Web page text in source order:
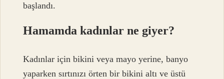
başlandı.
Hamamda kadınlar ne giyer?
Kadınlar için bikini veya mayo yerine, banyo
yaparken sırtınızı örten bir bikini altı ve üstü